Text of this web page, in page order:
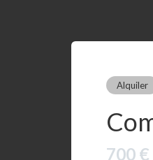
Alquiler
700 €